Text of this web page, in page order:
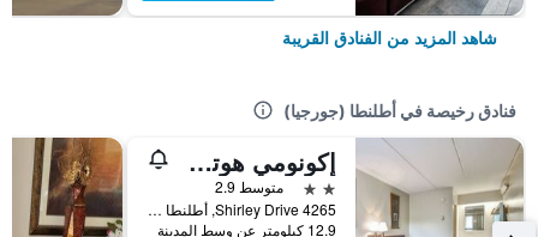
شاهد المزيد من الفنادق القريبة
فنادق رخيصة في أطلنطا (جورجيا)
إكونومي هوتل أتلانتا
2 نجمتين
متوسط 2.9
4265 Shirley Drive, أطلنطا (جورجيا), GA, الولايات المتحدة الأميريكية
12.9 كيلومتر عن وسط المدينة